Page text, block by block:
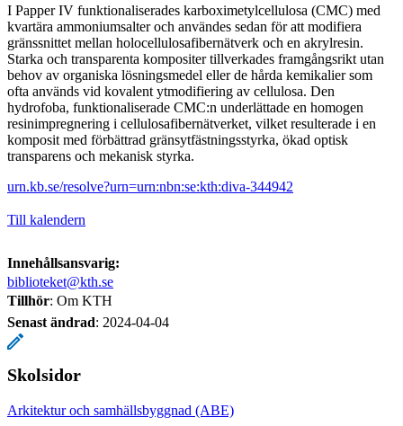
I Papper IV funktionaliserades karboximetylcellulosa (CMC) med
kvartära ammoniumsalter och användes sedan för att modifiera
gränssnittet mellan holocellulosafibernätverk och en akrylresin.
Starka och transparenta kompositer tillverkades framgångsrikt utan
behov av organiska lösningsmedel eller de hårda kemikalier som
ofta används vid kovalent ytmodifiering av cellulosa. Den
hydrofoba, funktionaliserade CMC:n underlättade en homogen
resinimpregnering i cellulosafibernätverket, vilket resulterade i en
komposit med förbättrad gränsytfästningsstyrka, ökad optisk
transparens och mekanisk styrka.
urn.kb.se/resolve?urn=urn:nbn:se:kth:diva-344942
Till kalendern
Innehållsansvarig:
biblioteket@kth.se
Tillhör: Om KTH
Senast ändrad: 2024-04-04
Skolsidor
Arkitektur och samhällsbyggnad (ABE)